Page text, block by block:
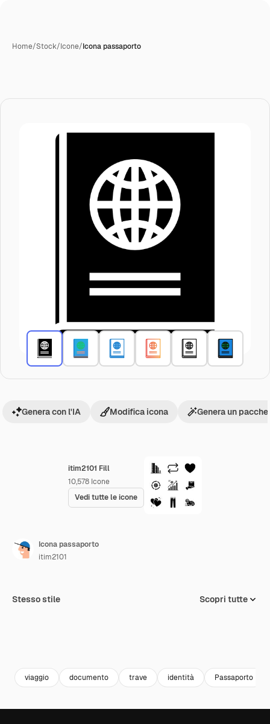
Home/Stock/Icone/Icona passaporto
itim2101 Fill
10,578 Icone
Vedi tutte le icone
Genera con l'IA Modifica icona Genera un
Icona passaporto
itim2101
Stesso stile Scopri tutte
viaggio documento trave identità Passaporto